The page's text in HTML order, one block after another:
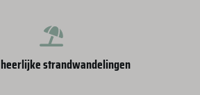
strandwandelingen